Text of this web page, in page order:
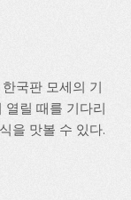
국판 모세의 기
열릴 때를 기다리
을 맛볼 수 있다.